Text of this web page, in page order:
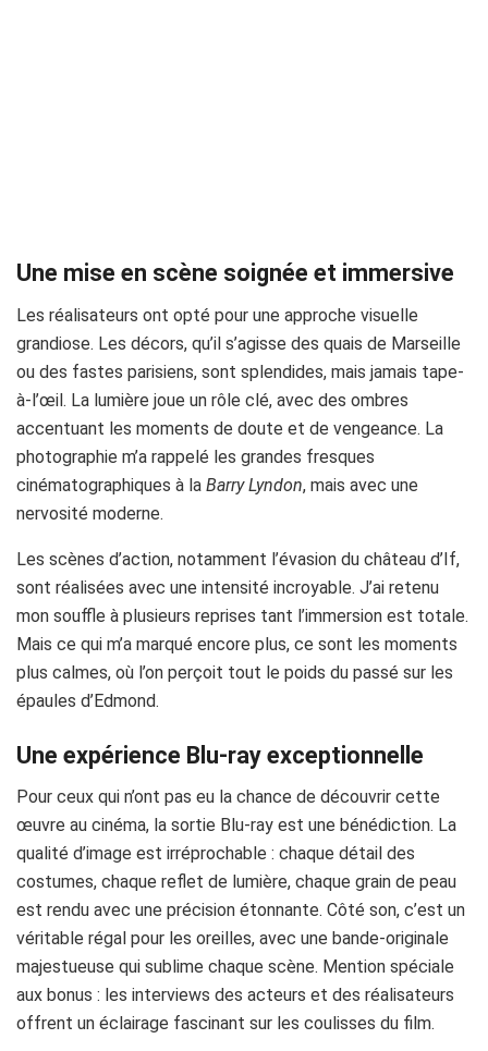
Une mise en scène soignée et immersive
Les réalisateurs ont opté pour une approche visuelle
grandiose. Les décors, qu’il s’agisse des quais de Marseille
ou des fastes parisiens, sont splendides, mais jamais tape-
à-l’œil. La lumière joue un rôle clé, avec des ombres
accentuant les moments de doute et de vengeance. La
photographie m’a rappelé les grandes fresques
cinématographiques à la Barry Lyndon, mais avec une
nervosité moderne.
Les scènes d’action, notamment l’évasion du château d’If,
sont réalisées avec une intensité incroyable. J’ai retenu
mon souffle à plusieurs reprises tant l’immersion est totale.
Mais ce qui m’a marqué encore plus, ce sont les moments
plus calmes, où l’on perçoit tout le poids du passé sur les
épaules d’Edmond.
Une expérience Blu-ray exceptionnelle
Pour ceux qui n’ont pas eu la chance de découvrir cette
œuvre au cinéma, la sortie Blu-ray est une bénédiction. La
qualité d’image est irréprochable : chaque détail des
costumes, chaque reflet de lumière, chaque grain de peau
est rendu avec une précision étonnante. Côté son, c’est un
véritable régal pour les oreilles, avec une bande-originale
majestueuse qui sublime chaque scène. Mention spéciale
aux bonus : les interviews des acteurs et des réalisateurs
offrent un éclairage fascinant sur les coulisses du film.